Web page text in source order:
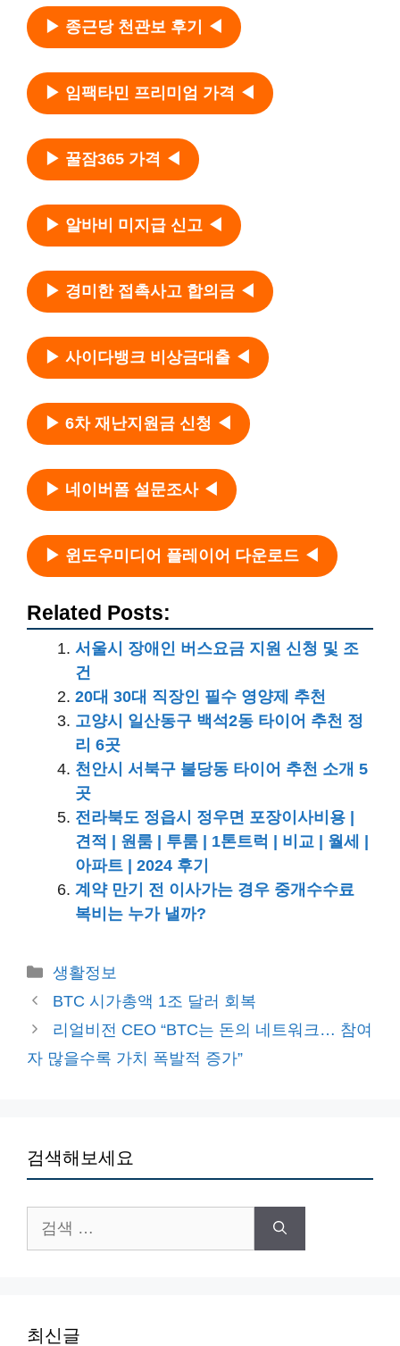
▶ 종근당 천관보 후기 ◀
▶ 임팩타민 프리미엄 가격 ◀
▶ 꿀잠365 가격 ◀
▶ 알바비 미지급 신고 ◀
▶ 경미한 접촉사고 합의금 ◀
▶ 사이다뱅크 비상금대출 ◀
▶ 6차 재난지원금 신청 ◀
▶ 네이버폼 설문조사 ◀
▶ 윈도우미디어 플레이어 다운로드 ◀
Related Posts:
서울시 장애인 버스요금 지원 신청 및 조
건
20대 30대 직장인 필수 영양제 추천
고양시 일산동구 백석2동 타이어 추천 정
리 6곳
천안시 서북구 불당동 타이어 추천 소개 5
곳
전라북도 정읍시 정우면 포장이사비용 |
견적 | 원룸 | 투룸 | 1톤트럭 | 비교 | 월세 |
아파트 | 2024 후기
계약 만기 전 이사가는 경우 중개수수료
복비는 누가 낼까?
카
테
리
생활정보
BTC 시가총액 1조 달러 회복
리얼비전 CEO “BTC는 돈의 네트워크… 참여
자 많을수록 가치 폭발적 증가”
검색해보세요
색:
최신글